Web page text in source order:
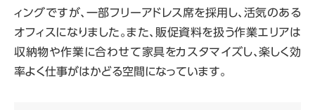
ィングですが、一部フリーアドレス席を採用し、活気のある
オフィスになりました。また、販促資料を扱う作業エリアは
収納物や作業に合わせて家具をカスタマイズし、楽しく効
率よく仕事がはかどる空間になっています。